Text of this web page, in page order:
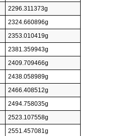
2296.311373g
2324.660896g
2353.010419g
2381.359943g
2409.709466g
2438.058989g
2466.408512g
2494.758035g
2523.107558g
2551.457081g